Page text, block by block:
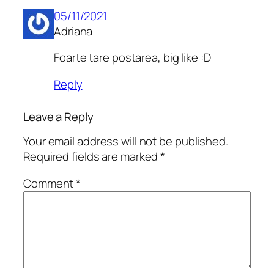
05/11/2021
Adriana
Foarte tare postarea, big like :D
Reply
Leave a Reply
Your email address will not be published.
Required fields are marked*
Comment*